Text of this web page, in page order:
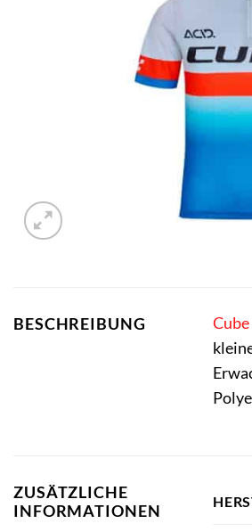
BESCHREIBUNG Cube
ZUSÄTZLICHE
INFORMATIONEN